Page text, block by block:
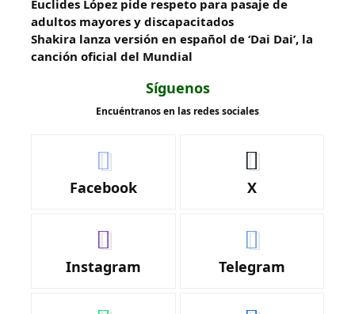
Euclides López pide respeto para pasaje de
adultos mayores y discapacitados
Shakira lanza versión en español de ‘Dai Dai’, la
canción oficial del Mundial
Síguenos
Encuéntranos en las redes sociales
Facebook X
Instagram Telegram